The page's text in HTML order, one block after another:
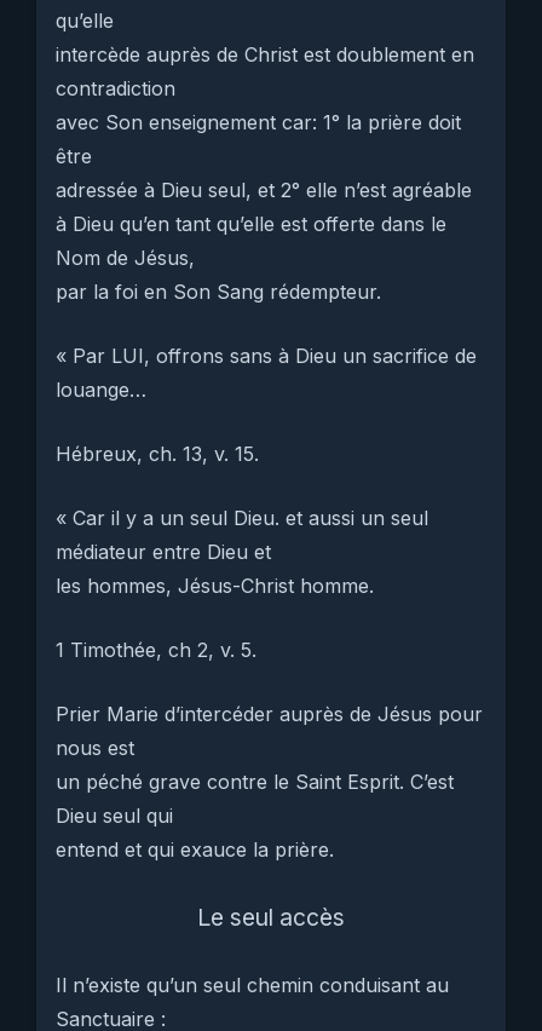
qu’elle
intercède auprès de Christ est doublement en
contradiction
avec Son enseignement car: 1° la prière doit
être
adressée à Dieu seul, et 2° elle n’est agréable
à Dieu qu’en tant qu’elle est offerte dans le
Nom de Jésus,
par la foi en Son Sang rédempteur.
« Par LUI, offrons sans à Dieu un sacrifice de
louange…
Hébreux, ch. 13, v. 15.
« Car il y a un seul Dieu. et aussi un seul
médiateur entre Dieu et
les hommes, Jésus-Christ homme.
1 Timothée, ch 2, v. 5.
Prier Marie d’intercéder auprès de Jésus pour
nous est
un péché grave contre le Saint Esprit. C’est
Dieu seul qui
entend et qui exauce la prière.
Le seul accès
Il n’existe qu’un seul chemin conduisant au
Sanctuaire :